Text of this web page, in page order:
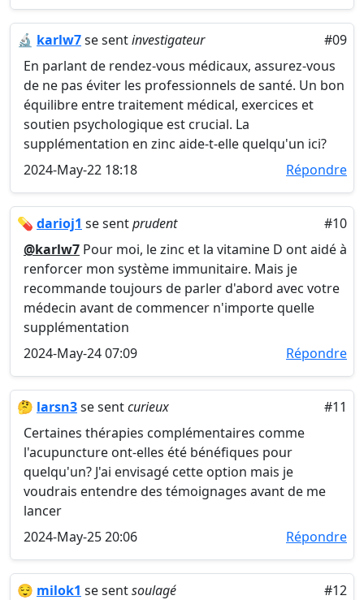
🔬 karlw7se sentinvestigateur
#09
En parlant de rendez-vous médicaux, assurez-vous
de ne pas éviter les professionnels de santé. Un bon
équilibre entre traitement médical, exercices et
soutien psychologique est crucial. La
supplémentation en zinc aide-t-elle quelqu'un ici?
2024-May-22 18:18
Répondre
💊 darioj1 se sentprudent
#10
@karlw7 Pour moi, le zinc et la vitamine D ont aidé à
renforcer mon système immunitaire. Mais je
recommande toujours de parler d'abord avec votre
médecin avant de commencer n'importe quelle
supplémentation
2024-May-24 07:09
Répondre
🤔 larsn3se sentcurieux
#11
Certaines thérapies complémentaires comme
l'acupuncture ont-elles été bénéfiques pour
quelqu'un? J'ai envisagé cette option mais je
voudrais entendre des témoignages avant de me
lancer
2024-May-25 20:06
Répondre
😌 milok1 se sentsoulagé #12